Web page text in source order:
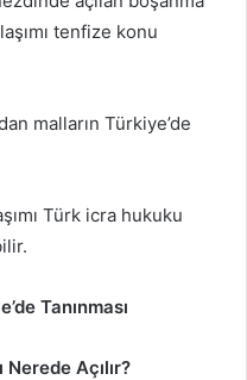
tenfize konu
malların Türkiye’de
Türk icra hukuku
Tanınması
Açılır?